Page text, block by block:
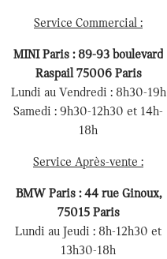
Service Commercial :
MINI Paris : 89-93 boulevard
Raspail 75006 Paris
Lundi au Vendredi : 8h30-19h
Samedi : 9h30-12h30 et 14h-
18h
Service Après-vente :
BMW Paris : 44 rue Ginoux,
75015 Paris
Lundi au Jeudi : 8h-12h30 et
13h30-18h